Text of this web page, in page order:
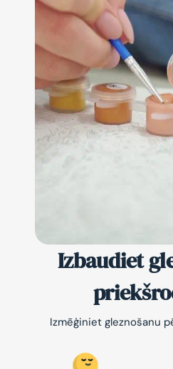
Izbaudiet
Izmēģiniet gleznošanu